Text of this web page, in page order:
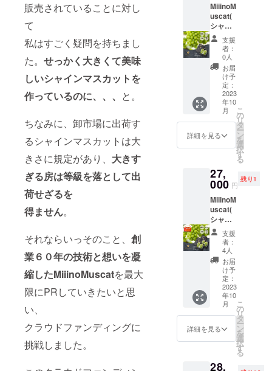
販売されていることに対し
て
私はすごく疑問を持ちまし
た。 せっかく大きくて美味
しいシャインマスカットを
作っているのに、、、 と。
ちなみに、卸市場に出荷す
るシャインマスカットは大
きさに規定があり、 大きす
ぎる房は等級を落として出
荷せざるを
得ません。
それならいっそのこと、 創
業６０年の技術と想いを凝
縮したMiiinoMuscatを最大
限にPRしていきたいと思
い、
クラウドファンディングに
挑戦しました。
MiiinoM
uscat(
シャイ
ンマス
カッ
ト)2房
(1房約
800g)
お礼
メール
支援
者：
0人
お届
け予
定：
2023
年10
月
詳細を見る
こ
の
リ
タ
ー
ン
を
選
択
す
る
27,
000 円
残り1
MiiinoM
uscat(
シャイ
ンマス
カット)
４房(1
房約
800g)
お礼
メール
支援
者：
4人
お届
け予
定：
2023
年10
月
詳細を見る
こ
の
リ
タ
ー
ン
を
選
択
す
る
28,